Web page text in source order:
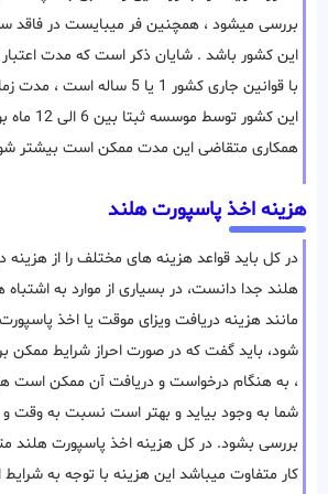
بررسی میشود ، همچنین فر میبایست در فاقد
این کشور باشد . شایان ذکر است که مدت
با قوانین جاری کشور 1 یا 5
این کشور
همکاری متقاضی این مدت ممکن است بیشتر
هزینه اخذ پاسپورت هلند
در کل باید قواعد هزینه های مختلف را از
هلند جدا دانست، در بسیاری از موارد به
مانند هزینه دریافت ویزای موقت یا اخذ
شود، باید گفت که در صورت احراز شرایط ممکن
، به هنگام درخواست و دریافت آن ممکن است
شما به وجود بیاید و بهتر است نسبت به وقت و
بررسی بشود. در کل هزینه اخذ پاسپورت هلند
کار متفاوت میباشد این هزینه با توجه به